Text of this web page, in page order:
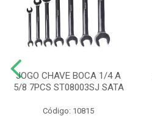
JOGO CHAVE BOCA 1/4 A
5/8 7PCS ST08003SJ SATA
Código: 10815